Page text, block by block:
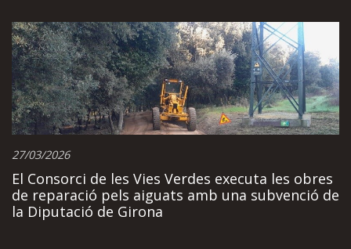
27/03/2026
El Consorci de les Vies Verdes executa les obres
de reparació pels aiguats amb una subvenció de
la Diputació de Girona